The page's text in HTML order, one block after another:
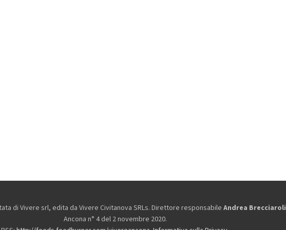
di Vivere srl, edita da Vivere Civitanova SRLs. Direttore responsabile Andrea Brecciaroli
Ancona n° 4 del 2 novembre 2020.